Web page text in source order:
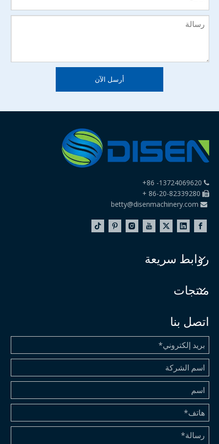
أرسل الآن

13724069620- 86+


betty@disenmachinery.com
روابط سريعة
منتجات
اتصل بنا